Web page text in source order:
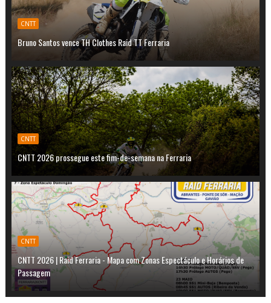
CNTT
Bruno Santos vence TH Clothes Raid TT Ferraria
CNTT
CNTT 2026 prossegue este fim-de-semana na Ferraria
CNTT
CNTT 2026 | Raid Ferraria - Mapa com Zonas Espectáculo e Horários de
Passagem